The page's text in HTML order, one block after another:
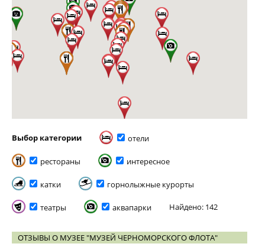
Выбор категории отели
рестораны интересное
катки горнолыжные курорты
театры аквапарки Найдено: 142
ОТЗЫВЫ О МУЗЕЕ "МУЗЕЙ ЧЕРНОМОРСКОГО ФЛОТА"